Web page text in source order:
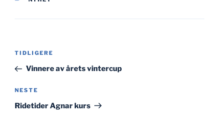
Innleggsnavigasjon
Forrige
innlegg
TIDLIGERE
Vinnere av årets vintercup
Neste
innlegg
NESTE
Ridetider Agnar kurs